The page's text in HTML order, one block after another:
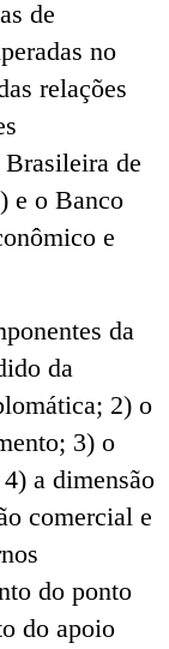
de
no
relações
Brasileira de
e o Banco
e
da
da
2) o
3) o
a dimensão
comercial e
do ponto
do apoio